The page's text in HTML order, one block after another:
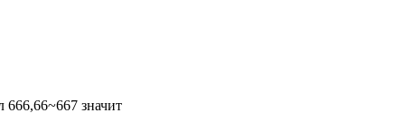
666,66~667 значит